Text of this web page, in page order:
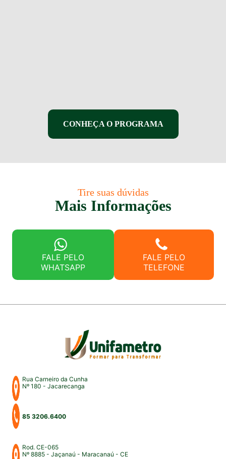
CONHEÇA O PROGRAMA
Tire suas dúvidas
Mais Informações
FALE PELO
WHATSAPP
FALE PELO
TELEFONE
Rua Carneiro da Cunha
Nº 180 - Jacarecanga
85 3206.6400
Rod. CE-065
Nº 8885 - Jaçanaú - Maracanaú - CE